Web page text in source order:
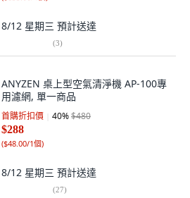
8/12 星期三 預計送達
(3)
ANYZEN 桌上型空氣清淨機 AP-100專
用濾網, 單一商品
首購折扣價 40%$480
$288
($48.00/1個)
8/12 星期三 預計送達
(27)